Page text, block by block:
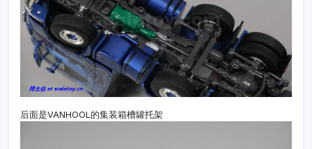
后面是VANHOOL的集装箱槽罐托架